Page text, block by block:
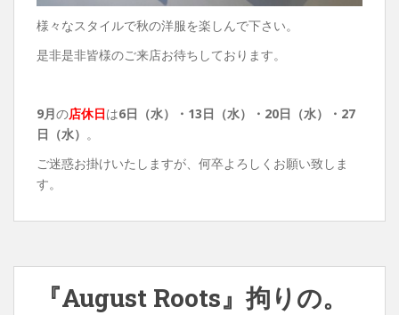
様々なスタイルで秋の洋服を楽しんで下さい。
是非是非皆様のご来店お待ちしております。
9月の店休日は6日（水）
・13日（水）・20日（水）・27
日（水） 。
ご迷惑お掛けいたしますが、何卒よろしくお願い致しま
す。
『August Roots』拘りの。